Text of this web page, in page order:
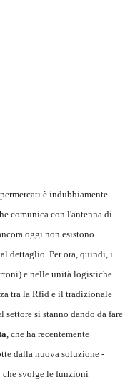
è indubbiamente
comunica con l'antenna di
oggi non esistono
dettaglio. Per ora, quindi, i
e nelle unità logistiche
tra la Rfid e il tradizionale
settore si stanno dando da fare
, che ha recentemente
dalla nuova soluzione -
svolge le funzioni